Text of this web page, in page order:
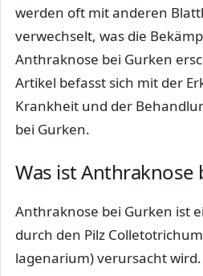
werden oft mit anderen
verwechselt, was die
Anthraknose bei Gurken
Artikel befasst sich mit der
Krankheit und der
bei Gurken.
Was ist Anthraknose
Anthraknose bei Gurken ist
durch den Pilz
lagenarium) verursacht